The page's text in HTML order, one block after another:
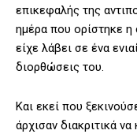
επικεφαλής της
ημέρα που ορίστηκε η
είχε λάβει σε ένα
διορθώσεις του.
Και εκεί που
άρχισαν διακριτικά